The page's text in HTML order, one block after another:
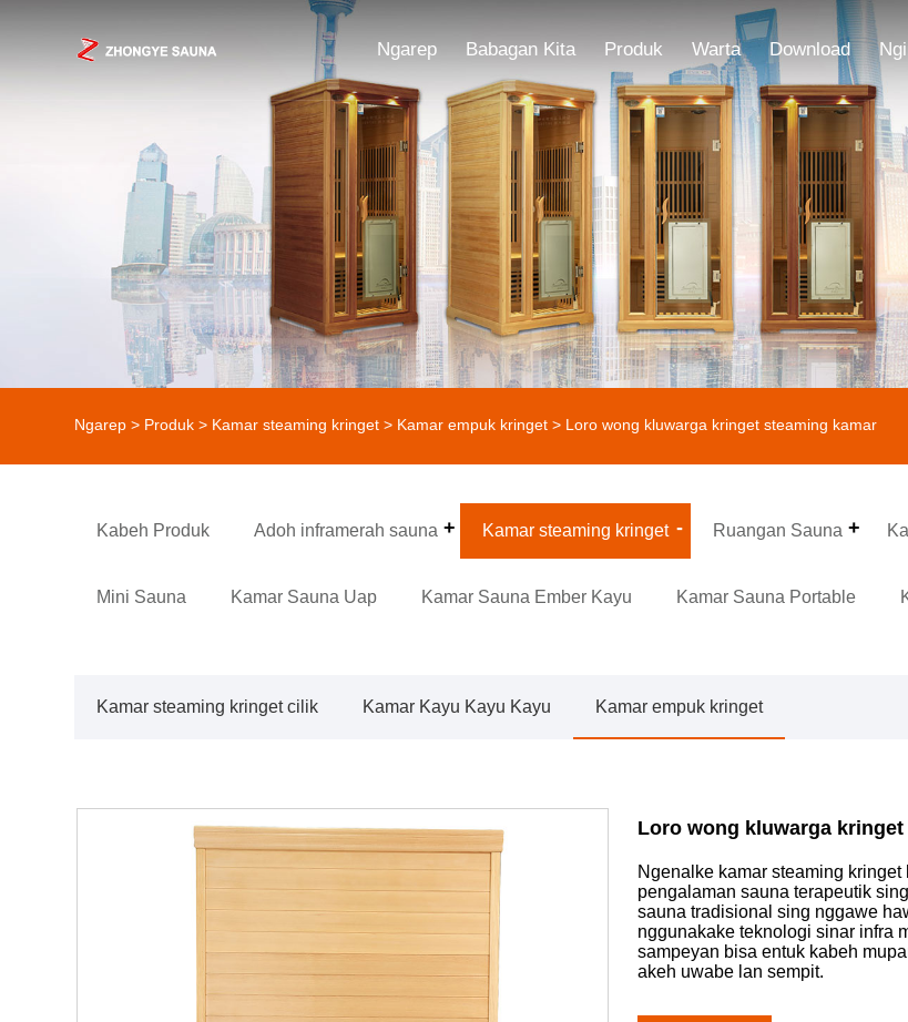
Ngarep Babagan Kita Produk Warta Download
Ngarep > Produk > Kamar steaming kringet > Kamar empuk kringet > Loro wong kluwarga kringet steaming kamar
Kabeh Produk Adoh inframerah sauna Kamar steaming kringet Ruangan Sauna
Mini Sauna Kamar Sauna Uap Kamar Sauna Ember Kayu Kamar Sauna Portable
Kamar steaming kringet cilik Kamar Kayu Kayu Kayu Kamar empuk kringet
Loro wong kluwarga
Ngenalke kamar steaming
pengalaman sauna terapeutik
sauna tradisional sing nggawe
nggunakake teknologi sinar infra
sampeyan bisa entuk kabeh
akeh uwabe lan sempit.